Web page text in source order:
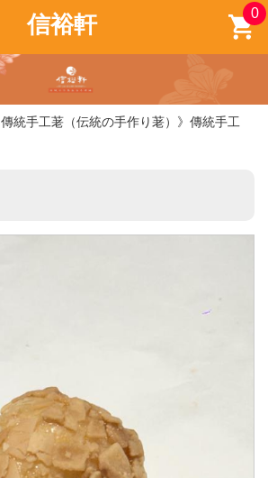
信裕軒 0
傳統手工荖（伝統の手作り荖）
傳統手工
✖